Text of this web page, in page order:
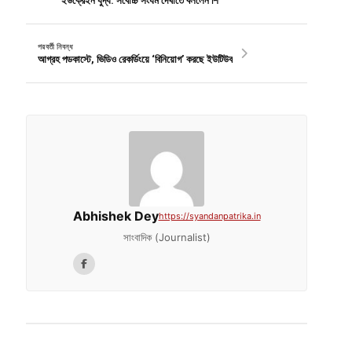
পরবর্তী নিবন্ধ
আগ্রহ পডকাস্টে, ভিডিও রেকর্ডিংয়ে ‘বিনিয়োগ’ করছে ইউটিউব
Abhishek Deyhttps://syandanpatrika.in
সাংবাদিক (Journalist)